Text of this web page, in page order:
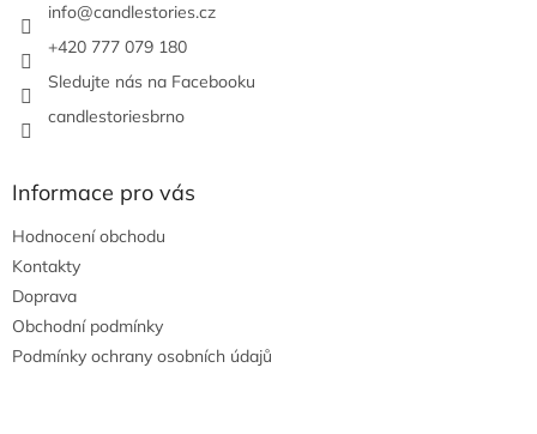
info@candlestories.cz
+420 777 079 180
Sledujte nás na Facebooku
candlestoriesbrno
Informace pro vás
Hodnocení obchodu
Kontakty
Doprava
Obchodní podmínky
Podmínky ochrany osobních údajů